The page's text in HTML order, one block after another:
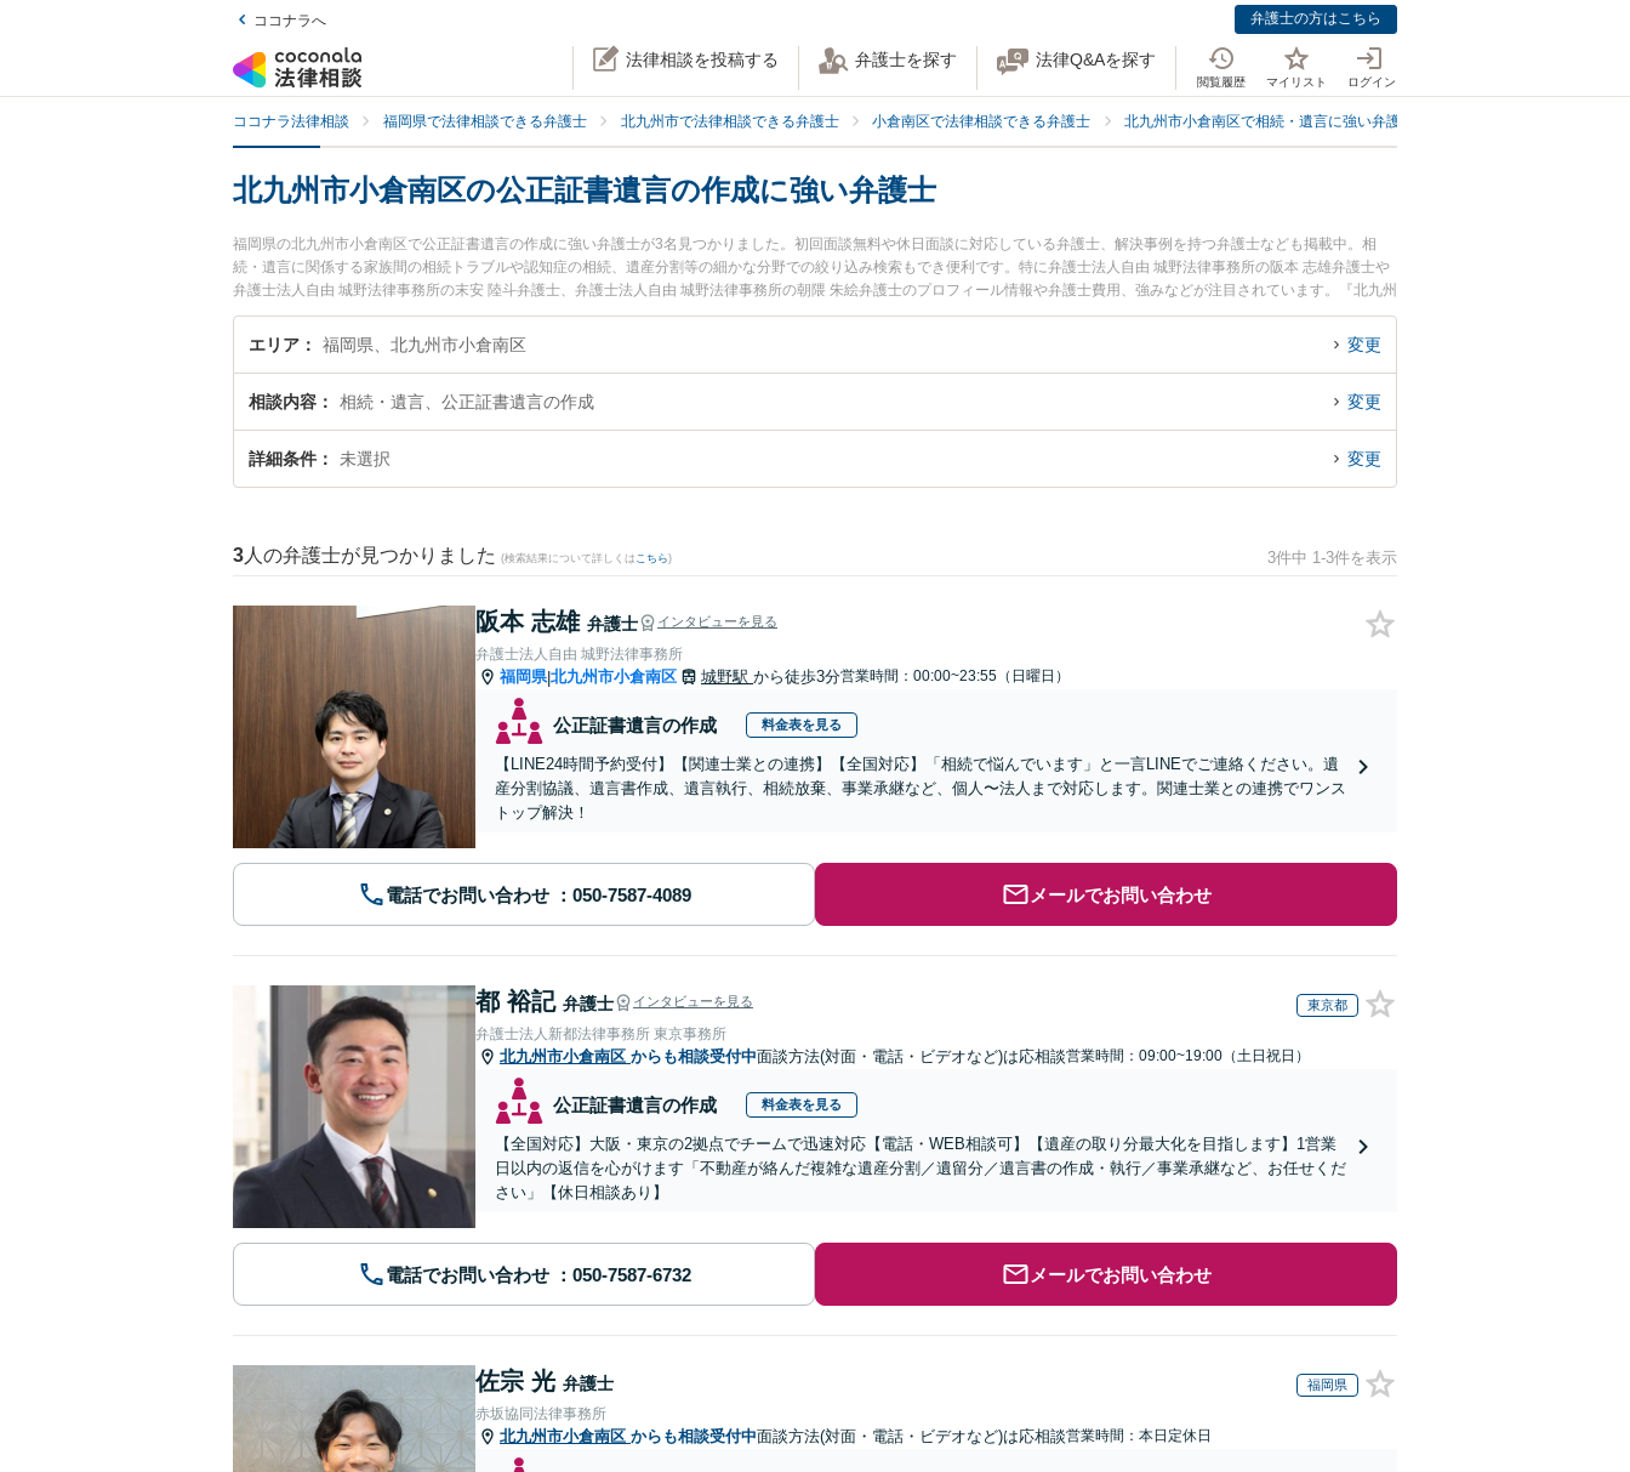
ココナラへ 弁護士の方はこちら
法律相談を投稿する 弁護士を探す 法律Q&Aを探す
閲覧履歴 マイリスト ログイン
ココナラ法律相談 福岡県で法律相談できる弁護士 北九州市で法律相談できる弁護士 小倉南区で法律相談できる弁護士 北九州市小倉南区で相続・遺言に強い弁護士
北九州市小倉南区の公正証書遺言の作成に強い弁護士
福岡県の北九州市小倉南区で公正証書遺言の作成に強い弁護士が3名見つかりました。初回面談無料や休日面談に対応している弁護士、解決事例を持つ弁護士なども掲載中。相
続・遺言に関係する家族間の相続トラブルや認知症の相続、遺産分割等の細かな分野での絞り込み検索もでき便利です。特に弁護士法人自由 城野法律事務所の阪本 志雄弁護士や
弁護士法人自由 城野法律事務所の末安 陸斗弁護士、弁護士法人自由 城野法律事務所の朝隈 朱絵弁護士のプロフィール情報や弁護士費用、強みなどが注目されています。『北九州
市小倉南区で土日や夜間に発生した公正証書遺言の作成のトラブルを今すぐに弁護士に相談したい』『公正証書遺言の作成のトラブル解決の実績豊富な近くの弁護士を検索した
い』『初回相談無料で公正証書遺言の作成を法律相談できる北九州市小倉南区内の弁護士に相談予約したい』などでお困りの相談者さんにおすすめです。
エリア 福岡県、北九州市小倉南区 変更
相談内容 相続・遺言、公正証書遺言の作成 変更
詳細条件 未選択 変更
3 人の弁護士が見つかりました (検索結果について詳しくは こちら) 3件中 1-3件を表示
阪本 志雄 弁護士 インタビューを見る
弁護士法人自由 城野法律事務所
福岡県|北九州市小倉南区 城野駅 から徒歩3分営業時間：00:00~23:55（日曜日）
公正証書遺言の作成 料金表を見る
【LINE24時間予約受付】【関連士業との連携】【全国対応】「相続で悩んでいます」と一言LINEでご連絡ください。遺
産分割協議、遺言書作成、遺言執行、相続放棄、事業承継など、個人〜法人まで対応します。関連士業との連携でワンス
トップ解決！
電話でお問い合わせ メールでお問い合わせ
都 裕記 弁護士 インタビューを見る 東京都
弁護士法人新都法律事務所 東京事務所
北九州市小倉南区 からも相談受付中面談方法(対面・電話・ビデオなど)は応相談営業時間：09:00~19:00（土日祝日）
公正証書遺言の作成 料金表を見る
【全国対応】大阪・東京の2拠点でチームで迅速対応【電話・WEB相談可】【遺産の取り分最大化を目指します】1営業
日以内の返信を心がけます「不動産が絡んだ複雑な遺産分割／遺留分／遺言書の作成・執行／事業承継など、お任せくだ
さい」【休日相談あり】
電話でお問い合わせ メールでお問い合わせ
佐宗 光 弁護士 福岡県
赤坂協同法律事務所
北九州市小倉南区 からも相談受付中面談方法(対面・電話・ビデオなど)は応相談営業時間：本日定休日